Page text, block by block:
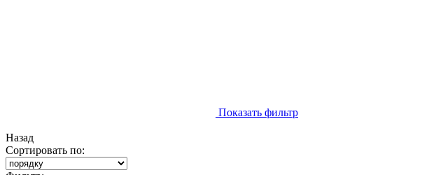
Показать фильтр
Назад
Сортировать по: